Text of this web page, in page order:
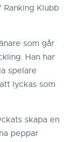
Ranking Klubb
som går
Han har
spelare
lyckas som
skapa en
peppar